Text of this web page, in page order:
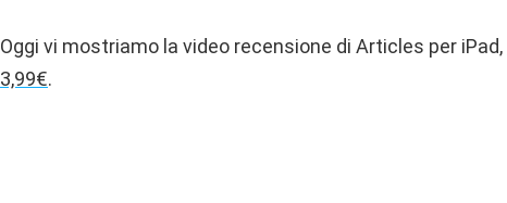
Oggi vi mostriamo la video recensione di Articles per iPad,
3,99€.